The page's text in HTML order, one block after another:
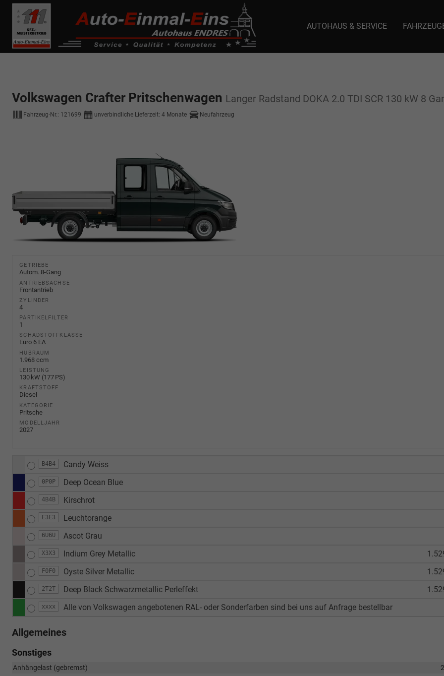
------------ Host Name : selector1._domainkey Points to address or value: selector1-aee-de0k._domainkey.autoeinmaleins.onmicrosoft.com Host
de0k._domainkey.autoeinmaleins.onmicrosoft.com
AUTOHAUS & SERVICE
Volkswagen Crafter Pritschenwagen Langer Radstand DOKA 2.0 TDI SCR 130 kW 8
Fahrzeug-Nr.: 121699 unverbindliche Lieferzeit: 4 Monate Neufahrzeug
GETRIEBE
Autom. 8-Gang
ANTRIEBSACHSE
Frontantrieb
ZYLINDER
4
PARTIKELFILTER
1
SCHADSTOFFKLASSE
Euro 6 EA
HUBRAUM
1.968 ccm
LEISTUNG
130 kW (177 PS)
KRAFTSTOFF
Diesel
KATEGORIE
Pritsche
MODELLJAHR
2027
B4B4 Candy Weiss
0P0P Deep Ocean Blue
4B4B Kirschrot
E3E3 Leuchtorange
6U6U Ascot Grau
X3X3 Indium Grey Metallic
F0F0 Oyste Silver Metallic
2T2T Deep Black Schwarzmetallic Perleffekt
xxxx Alle von Volkswagen angebotenen RAL- oder Sonderfarben sind bei uns auf Anfrage bestellbar
Allgemeines
Sonstiges
Anhängelast (gebremst)